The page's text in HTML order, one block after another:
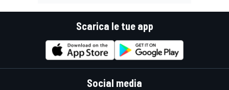
Scarica le tue app
Social media